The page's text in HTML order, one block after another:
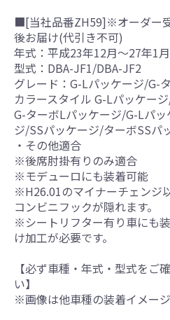
■[当社品番ZH59]※オーダー
後お届け(代引き不可)
年式：平成23年12月～27年1月
型式：DBA-JF1/DBA-JF2
グレード：G-Lパッケージ/G-
カラースタイル G-Lパッケー
G-ターボLパッケージ/G-Lパ
ジ/SSパッケージ/ターボSSパ
・その他適合
※後席肘掛有りのみ適合
※モデューロにも装着可能
※H26.01のマイナーチェンジ
コンビニフックが隠れます。
※シートリフター有り車にも
け加工が必要です。
【必ず車種・年式・型式をご
い】
※画像は他車種の装着イメージ